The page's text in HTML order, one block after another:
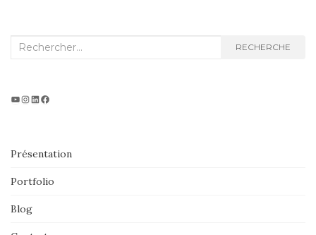
Recherche
RECHERCHE
Projet vidéo
Instagram
LinkedIn
Facebook
Présentation
Portfolio
Blog